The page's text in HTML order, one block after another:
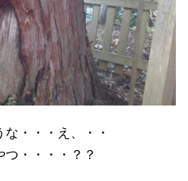
・・・え、・・
つ・・・・？？